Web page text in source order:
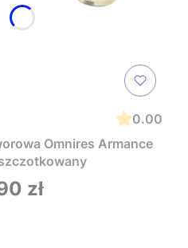
0.00
Omnires Armance
zł